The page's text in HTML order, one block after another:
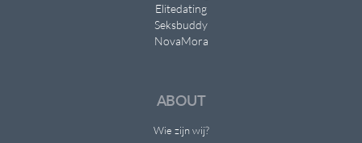
Elitedating
Seksbuddy
NovaMora
ABOUT
Wie zijn wij?